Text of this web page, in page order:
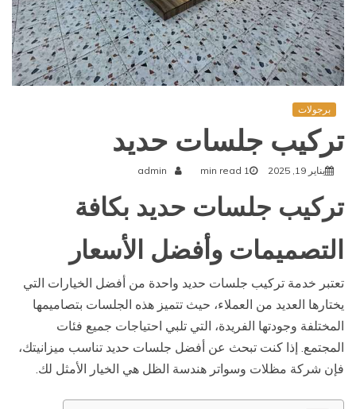
برجولات
تركيب جلسات حديد
يناير 19, 2025 1 min read
admin
تركيب جلسات حديد بكافة
التصميمات وأفضل الأسعار
تعتبر خدمة تركيب جلسات حديد واحدة من أفضل الخيارات التي
يختارها العديد من العملاء، حيث تتميز هذه الجلسات بتصاميمها
المختلفة وجودتها الفريدة، التي تلبي احتياجات جميع فئات
المجتمع. إذا كنت تبحث عن أفضل جلسات حديد تناسب ميزانيتك،
فإن شركة مظلات وسواتر هندسة الظل هي الخيار الأمثل لك.